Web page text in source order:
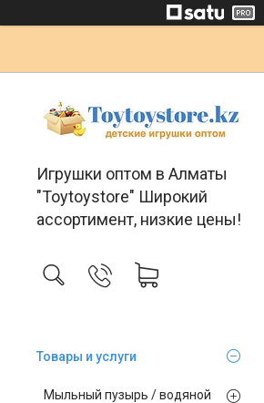
Игрушки оптом в Алматы
"Toytoystore" Широкий
ассортимент, низкие цены!
Товары и услуги
Мыльный пузырь / водяной